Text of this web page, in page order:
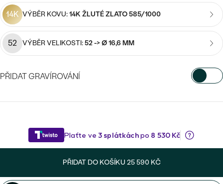
Nejprodávanější
snubní prsteny
SALT AND PEPPER DIAMANT
DRAHOKAM
STŘÍBRO
S DIAMANTY
S DRAHOKAMY
PERSONALIZOVANÉ
SYMBOLICKÉ
LUXUSNÍ
DLE CENY
CENOVĚ DOSTUPNÉ
DLE CENY
CENOVĚ DOSTUPNÉ
LUXUSNÍ
14K VÝBĚR KOVU:14K ŽLUTÉ ZLATO 585/1000
52 VÝBĚR VELIKOSTI:52 -> Ø 16,6 MM
PŘIDAT GRAVÍROVÁNÍ
Napište iniciály/text
/ 15 ZNAKŮ
PŘIDAT DO KOŠÍKU 25 590 KČ